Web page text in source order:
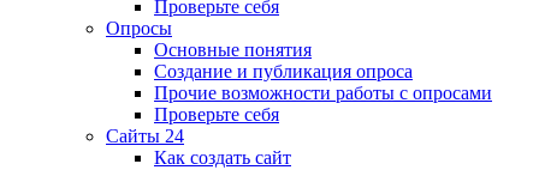
Проверьте себя
Опросы
Основные понятия
Создание и публикация опроса
Прочие возможности работы с опросами
Проверьте себя
Сайты 24
Как создать сайт